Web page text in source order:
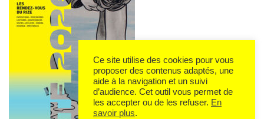
Ce site utilise des cookies pour vous
proposer des contenus adaptés, une
aide à la navigation et un suivi
d’audience. Cet outil vous permet de
les accepter ou de les refuser. En
savoir plus.